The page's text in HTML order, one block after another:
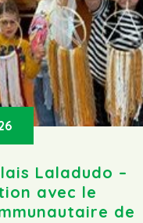
Laladudo –
avec le
de